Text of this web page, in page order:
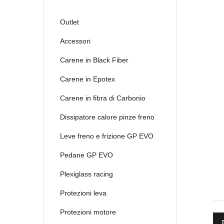
Outlet
Accessori
Carene in Black Fiber
Carene in Epotex
Carene in fibra di Carbonio
Dissipatore calore pinze freno
Leve freno e frizione GP EVO
Pedane GP EVO
Plexiglass racing
Protezioni leva
Protezioni motore